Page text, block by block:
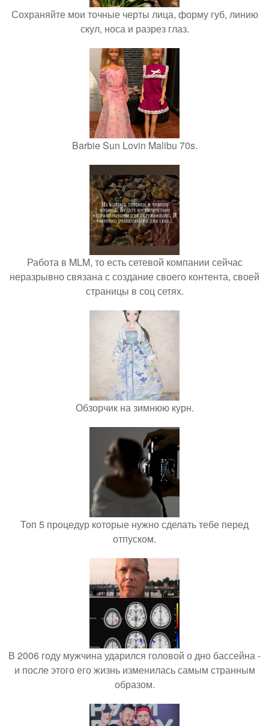
Сохраняйте мои точные черты лица, форму губ, линию
скул, носа и разрез глаз.
Barbie Sun Lovin Malibu 70s.
Работа в MLM, то есть сетевой компании сейчас
неразрывно связана с создание своего контента, своей
страницы в соц сетях.
Обзорчик на зимнюю курн.
Топ 5 процедур которые нужно сделать тебе перед
отпуском.
В 2006 году мужчина ударился головой о дно бассейна -
и после этого его жизнь изменилась самым странным
образом.